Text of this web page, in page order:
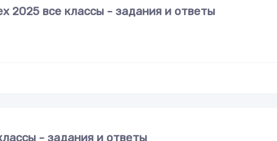
2025 все классы - задания и ответы
- задания и ответы